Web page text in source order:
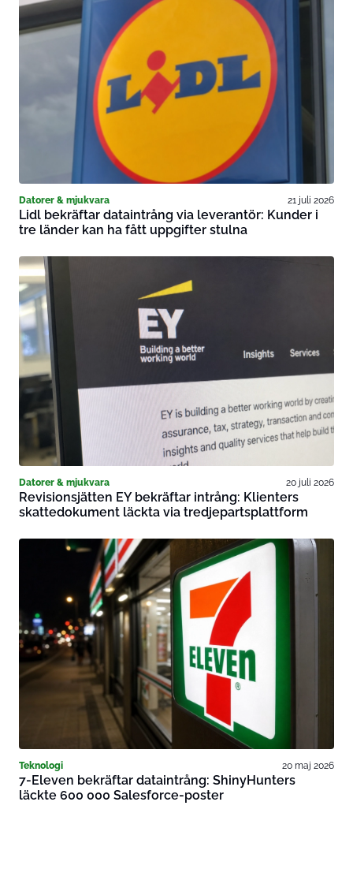
Datorer & mjukvara 21 juli 2026
Lidl bekräftar dataintrång via leverantör: Kunder i
tre länder kan ha fått uppgifter stulna
Datorer & mjukvara 20 juli 2026
Revisionsjätten EY bekräftar intrång: Klienters
skattedokument läckta via tredjepartsplattform
Teknologi 20 maj 2026
7-Eleven bekräftar dataintrång: ShinyHunters
läckte 600 000 Salesforce-poster